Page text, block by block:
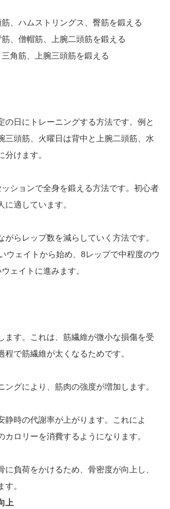
、ハムストリングス、臀筋を鍛える
筋、僧帽筋、上腕二頭筋を鍛える
角筋、上腕三頭筋を鍛える
日にトレーニングする方法です。例と
三頭筋、火曜日は背中と上腕二頭筋、水
けます。
ションで全身を鍛える方法です。初心者
適しています。
らレップ数を減らしていく方法です。
ウェイトから始め、8レップで中程度のウ
ェイトに進みます。
す。これは、筋繊維が微小な損傷を受
程で筋繊維が太くなるためです。
グにより、筋肉の強度が増加します。
時の代謝率が上がります。これによ
カロリーを消費するようになります。
負荷をかけるため、骨密度が向上し、
。
上